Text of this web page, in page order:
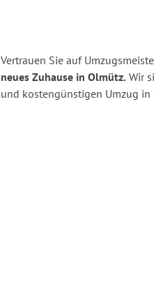
Vertrauen Sie auf
neues Zuhause in Olmütz. Wir
und kostengünstigen Umzug in